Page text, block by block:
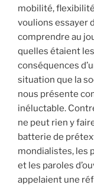
mobilité,
voulions essayer
comprendre au
quelles étaient les
conséquences
situation que la
nous présente
inéluctable.
ne peut rien y
batterie de
mondialistes, les
et les paroles
appelaient une